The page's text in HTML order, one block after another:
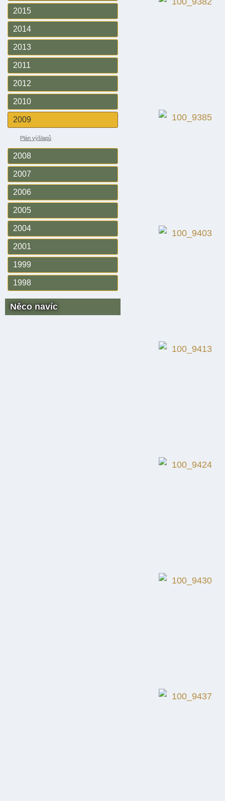
2015
2014
2013
2011
2012
2010
2009
Plán výšlapů
2008
2007
2006
2005
2004
2001
1999
1998
Něco navíc